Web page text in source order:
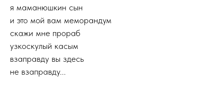
я маманюшкин сын
и это мой вам меморандум
скажи мне прораб
узкоскулый касым
взаправду вы здесь
не взаправду...